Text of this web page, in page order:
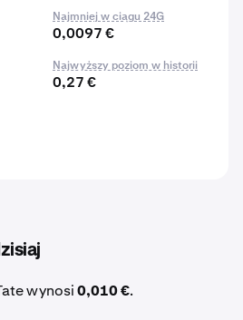
Najmniej w ciągu 24G
0,0097 €
Najwyższy poziom w historii
0,27 €
wynosi0,010 €.